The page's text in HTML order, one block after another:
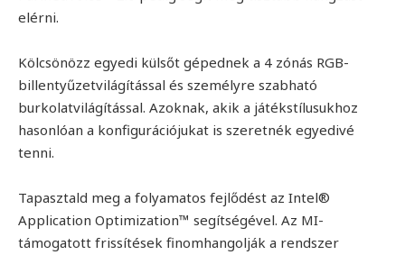
elérni.
Kölcsönözz egyedi külsőt gépednek a 4 zónás RGB-
billentyűzetvilágítással és személyre szabható
burkolatvilágítással. Azoknak, akik a játékstílusukhoz
hasonlóan a konfigurációjukat is szeretnék egyedivé
tenni.
Tapasztald meg a folyamatos fejlődést az Intel®
Application Optimization™ segítségével. Az MI-
támogatott frissítések finomhangolják a rendszer